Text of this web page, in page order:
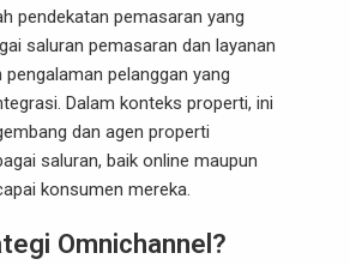
pendekatan pemasaran yang
saluran pemasaran dan layanan
pelanggan yang
Dalam konteks properti, ini
dan agen properti
saluran, baik online maupun
konsumen mereka.
Omnichannel?